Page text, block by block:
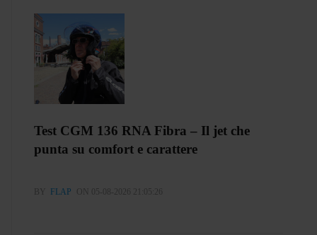
Test CGM 136 RNA Fibra – Il jet che
punta su comfort e carattere
BY FLAP ON 05-08-2026 21:05:26